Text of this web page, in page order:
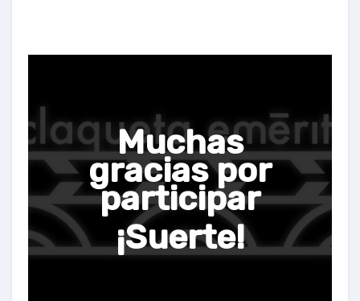
Muchas
gracias por
participar
¡Suerte!